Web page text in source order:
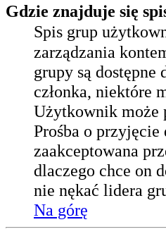
Gdzie znajduje się
Spis grup
zarządzania
grupy są
członka, niektóre
Użytkownik może
Prośba o
zaakceptowana
dlaczego chce on
nie nękać lidera
Na górę